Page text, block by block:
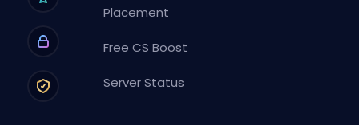
Placement
Free CS Boost
Server Status